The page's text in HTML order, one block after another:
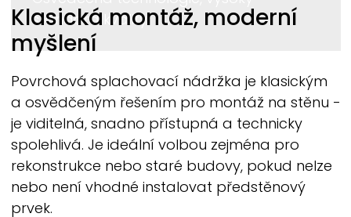
standard kvality
Breadcrumb
Klasická montáž, moderní
myšlení
Povrchová splachovací nádržka je klasickým
a osvědčeným řešením pro montáž na stěnu -
je viditelná, snadno přístupná a technicky
spolehlivá. Je ideální volbou zejména pro
rekonstrukce nebo staré budovy, pokud nelze
nebo není vhodné instalovat předstěnový
prvek.